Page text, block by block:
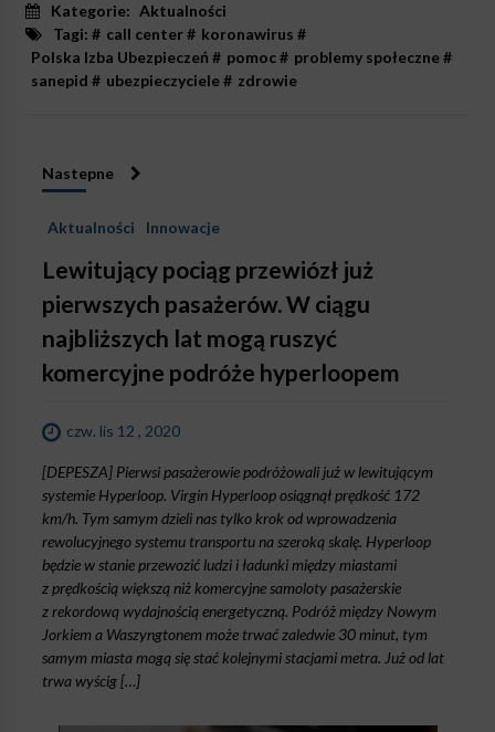
Kategorie: Aktualności
Tagi: # call center# koronawirus #
Polska Izba Ubezpieczeń # pomoc# problemy społeczne#
sanepid # ubezpieczyciele# zdrowie
Nastepne
Aktualności Innowacje
Lewitujący pociąg przewiózł już
pierwszych pasażerów. W ciągu
najbliższych lat mogą ruszyć
komercyjne podróże hyperloopem
czw. lis 12 , 2020
[DEPESZA] Pierwsi pasażerowie podróżowali już w lewitującym
systemie Hyperloop. Virgin Hyperloop osiągnął prędkość 172
km/h. Tym samym dzieli nas tylko krok od wprowadzenia
rewolucyjnego systemu transportu na szeroką skalę. Hyperloop
będzie w stanie przewozić ludzi i ładunki między miastami
z prędkością większą niż komercyjne samoloty pasażerskie
z rekordową wydajnością energetyczną. Podróż między Nowym
Jorkiem a Waszyngtonem może trwać zaledwie 30 minut, tym
samym miasta mogą się stać kolejnymi stacjami metra. Już od lat
trwa wyścig […]